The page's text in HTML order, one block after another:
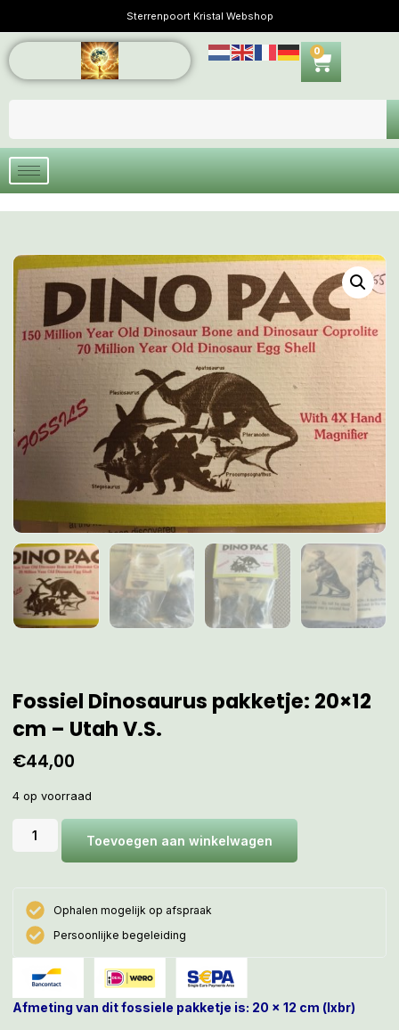
Sterrenpoort Kristal Webshop
0
Fossiel Dinosaurus pakketje: 20×12
cm – Utah V.S.
€44,00
4 op voorraad
Toevoegen aan winkelwagen
Ophalen mogelijk op afspraak
Persoonlijke begeleiding
Afmeting van dit fossiele pakketje is: 20 x 12 cm (lxbr)